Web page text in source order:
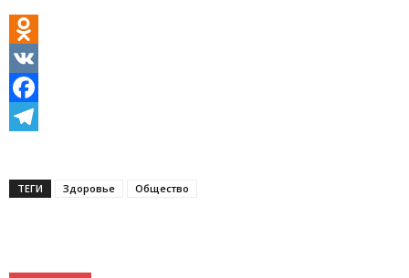
Odnoklassniki
VK
Facebook
ТЕГИ Здоровье Общество